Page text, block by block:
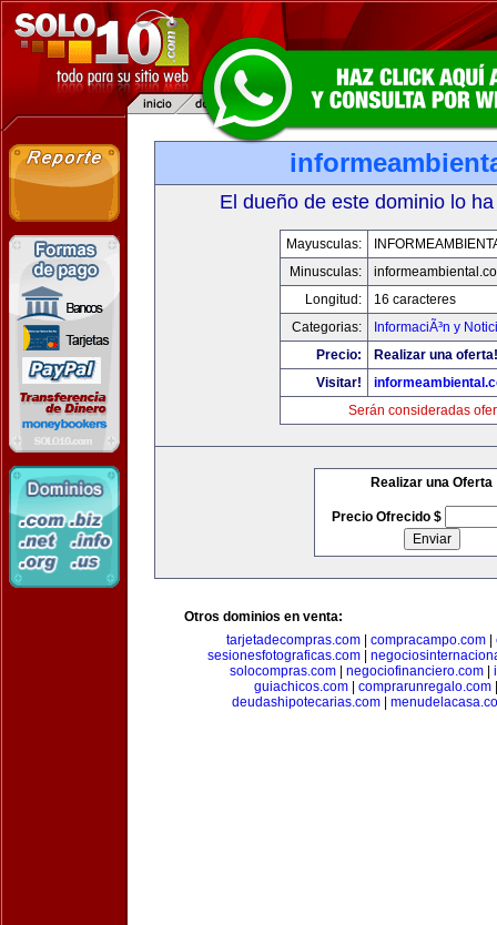
El dueño de este dominio lo
Mayusculas:
Minusculas:
Longitud:
16 caracteres
Categorias:
InformaciÃ³n y
Precio:
Realizar una oferta!
Visitar!
Serán consideradas
Realizar una Oferta
Precio Ofrecido $
Otros dominios en venta:
tarjetadecompras.com
compracampo.com
sesionesfotograficas.com
solocompras.com| negociofinanciero.com|
guiachicos.com
comprarunregalo.com
deudashipotecarias.com|